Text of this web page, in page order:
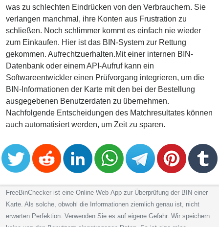
was zu schlechten Eindrücken von den Verbrauchern. Sie
verlangen manchmal, ihre Konten aus Frustration zu
schließen. Noch schlimmer kommt es einfach nie wieder
zum Einkaufen. Hier ist das BIN-System zur Rettung
gekommen. Aufrechtzuerhalten.Mit einer internen BIN-
Datenbank oder einem API-Aufruf kann ein
Softwareentwickler einen Prüfvorgang integrieren, um die
BIN-Informationen der Karte mit den bei der Bestellung
ausgegebenen Benutzerdaten zu übernehmen.
Nachfolgende Entscheidungen des Matchresultates können
auch automatisiert werden, um Zeit zu sparen.
FreeBinChecker ist eine Online-Web-App zur Überprüfung der BIN einer
Karte. Als solche, obwohl die Informationen ziemlich genau ist, nicht
erwarten Perfektion. Verwenden Sie es auf eigene Gefahr. Wir speichern